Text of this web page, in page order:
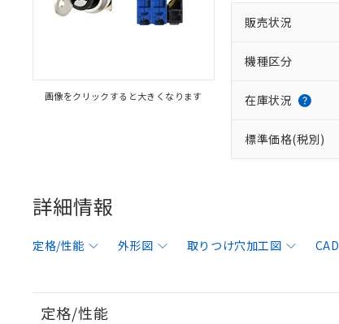
画像をクリックすると大きくなります
販売状況
機種区分
在庫状況
標準価格(税別)
詳細情報
定格/性能 外形図 取りつけ穴加工図 CAD
定格/性能